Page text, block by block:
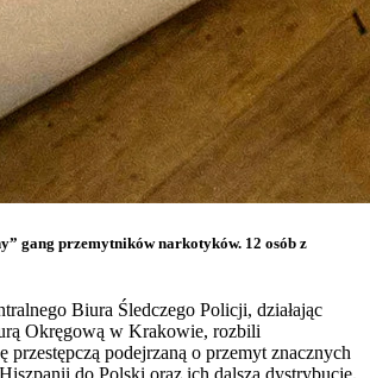
gang przemytników narkotyków. 12 osób z
Biura Śledczego Policji, działając
Okręgową w Krakowie, rozbili
przestępczą podejrzaną o przemyt znacznych
do Polski oraz ich dalszą dystrybucję.